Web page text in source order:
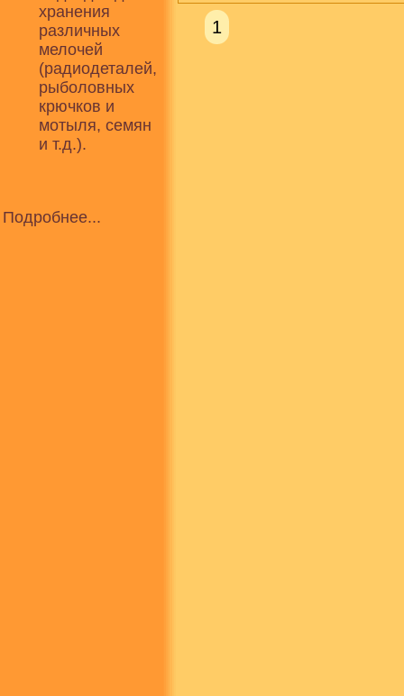
хранения
различных
мелочей
(радиодеталей,
рыболовных
крючков и
мотыля, семян
и т.д.).
Подробнее...
1